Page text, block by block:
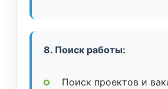
8. Поиск работы:
Поиск проектов и